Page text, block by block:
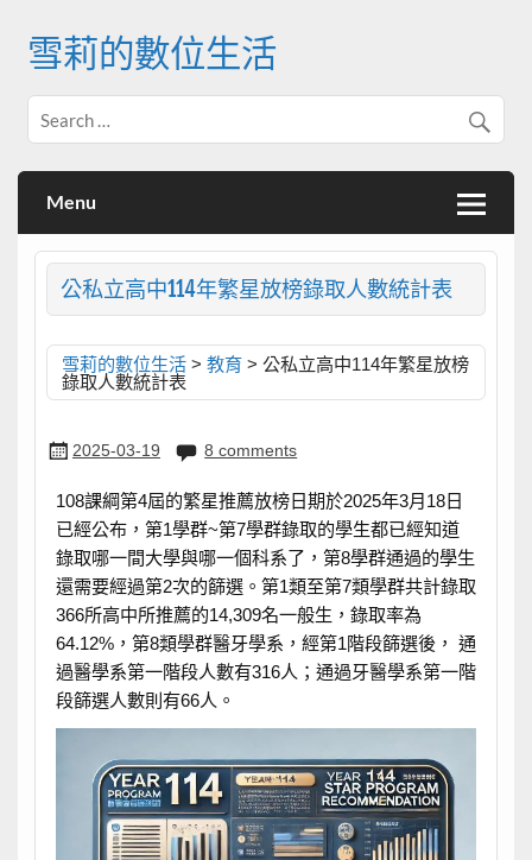
content雪莉的數位生活
Menu
公私立高中114年繁星放榜錄取人數統計表
雪莉的數位生活 >教育 >公私立高中114年繁星放榜
錄取人數統計表
2025-03-19 8 comments
108課綱第4屆的繁星推薦放榜日期於2025年3月18日
已經公布，第1學群~第7學群錄取的學生都已經知道
錄取哪一間大學與哪一個科系了，第8學群通過的學生
還需要經過第2次的篩選。第1類至第7類學群共計錄取
366所高中所推薦的14,309名一般生，錄取率為
64.12%，第8類學群醫牙學系，經第1階段篩選後， 通
過醫學系第一階段人數有316人；通過牙醫學系第一階
段篩選人數則有66人。